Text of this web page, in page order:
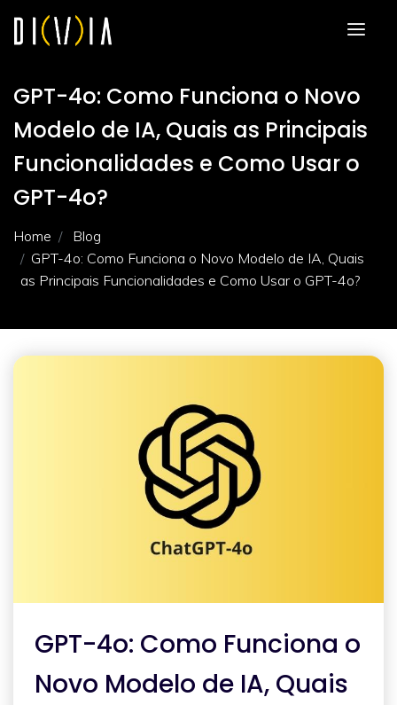
GPT-4o: Como Funciona o Novo
Modelo de IA, Quais as Principais
Funcionalidades e Como Usar o
GPT-4o?
Home
Blog
GPT-4o: Como Funciona o Novo Modelo de IA, Quais
as Principais Funcionalidades e Como Usar o GPT-4o?
GPT-4o: Como Funciona o
Novo Modelo de IA, Quais